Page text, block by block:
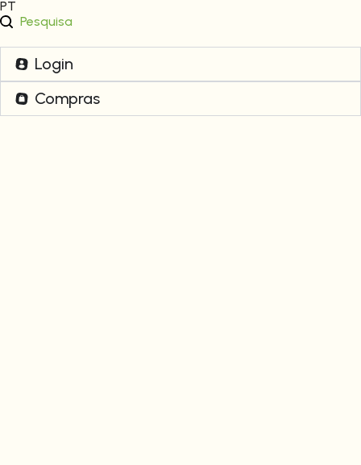
PT
Pesquisa
Login
Compras